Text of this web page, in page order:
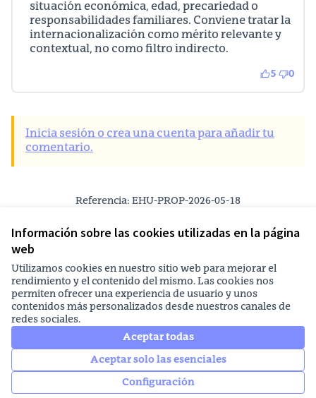
Información sobre las cookies utilizadas en la página
web
Utilizamos cookies en nuestro sitio web para mejorar el
rendimiento y el contenido del mismo. Las cookies nos
permiten ofrecer una experiencia de usuario y unos
contenidos más personalizados desde nuestros canales de
redes sociales.
Aceptar todas
Aceptar solo las esenciales
Configuración
situación económica, edad, precariedad o
responsabilidades familiares. Conviene tratar la
internacionalización como mérito relevante y
contextual, no como filtro indirecto.
5 0
Inicia sesión o crea una cuenta para añadir tu
comentario.
Referencia: EHU-PROP-2026-05-18
Verificar huella digital
Principios y normas de utilización
Configuración de cookies
EHUagora en Facebook
(Enlace externo)
EHUagora en Instagram
(Enlace externo)
EHUagora en YouTube
(Enlace externo)
Castellano
Elegir el idiomaAukeratu hizkuntza
Web creada con software libre.
Con
(Enlace